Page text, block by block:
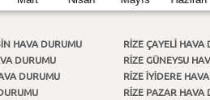
HAVA DURUMU
RIZE ÇAYELİ HAVA
DURUMU
RIZE GÜNEYSU
DURUMU
RIZE İYİDERE
RIZE PAZAR HAVA